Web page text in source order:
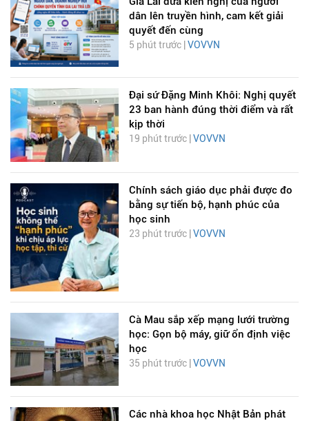
dân lên truyền hình, cam kết giải
quyết đến cùng
5 phút trước | VOVVN
Đại sứ Đặng Minh Khôi: Nghị quyết
23 ban hành đúng thời điểm và rất
kịp thời
19 phút trước | VOVVN
Chính sách giáo dục phải được đo
bằng sự tiến bộ, hạnh phúc của
học sinh
23 phút trước | VOVVN
Cà Mau sắp xếp mạng lưới trường
học: Gọn bộ máy, giữ ổn định việc
học
35 phút trước | VOVVN
Các nhà khoa học Nhật Bản phát